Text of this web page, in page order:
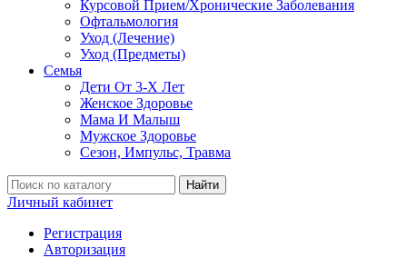
Курсовой Прием/Хронические Заболевания
Офтальмология
Уход (Лечение)
Уход (Предметы)
Семья
Дети От 3-Х Лет
Женское Здоровье
Мама И Малыш
Мужское Здоровье
Сезон, Импульс, Травма
Найти
Личный кабинет
Регистрация
Авторизация